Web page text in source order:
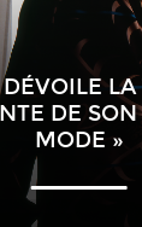
LA
DE
MODE »